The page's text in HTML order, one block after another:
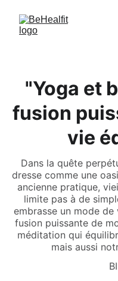
"Yoga et
fusion
vie
Dans la quête
dresse comme une
ancienne pratique,
limite pas à de
embrasse un mode
fusion puissante de
méditation qui
mais aussi